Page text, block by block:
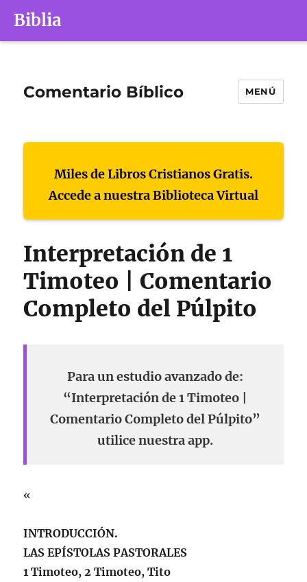
Biblia
Comentario Bíblico MENÚ
Miles de Libros Cristianos Gratis.
Accede a nuestra Biblioteca Virtual
Interpretación de 1
Timoteo | Comentario
Completo del Púlpito
Para un estudio avanzado de:
“Interpretación de 1 Timoteo |
Comentario Completo del Púlpito”
utilice nuestra app.
«
INTRODUCCIÓN.
LAS EPÍSTOLAS PASTORALES
1 Timoteo, 2 Timoteo, Tito